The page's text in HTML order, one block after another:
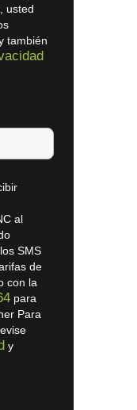
usted
también
al
SMS
de
con la
para
Para
y